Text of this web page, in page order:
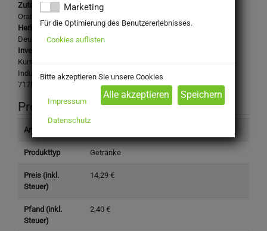
Zutaten:
Orangensaft aus Orangensaftkonzentrat
Herkunftsland:
Deutschland
Inverkehrbringer:
Kumpf Fruchtsaft GmbH & Co. KG Qualitäts-Fruchtsäfte
Industriestraße 22,
71706 Markgröningen-Unterriexingen
Produktinformation
Artikelnummer
Produkttyp Getränke
Preis (inkl.
Steuer)
14,29 €
Pfand (inkl.
Steuer)
2,40 €
Marketing
Für die Optimierung des Benutzererlebnisses.
Cookies auflisten
Bitte akzeptieren Sie unsere Cookies
Impressum
Datenschutz